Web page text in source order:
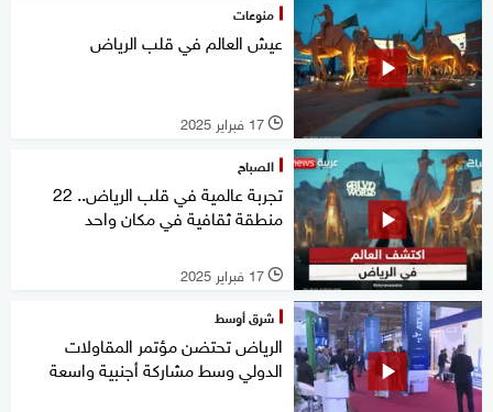
منوعات
عيش العالم في قلب الرياض
l 17 فبراير 2025
الصباح
تجربة عالمية في قلب الرياض.. 22
منطقة ثقافية في مكان واحد
l 17 فبراير 2025
شرق أوسط
الرياض تحتضن مؤتمر المقاولات
الدولي وسط مشاركة أجنبية واسعة